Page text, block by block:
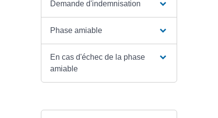
Demande d'indemnisation
Phase amiable
En cas d'échec de la phase
amiable